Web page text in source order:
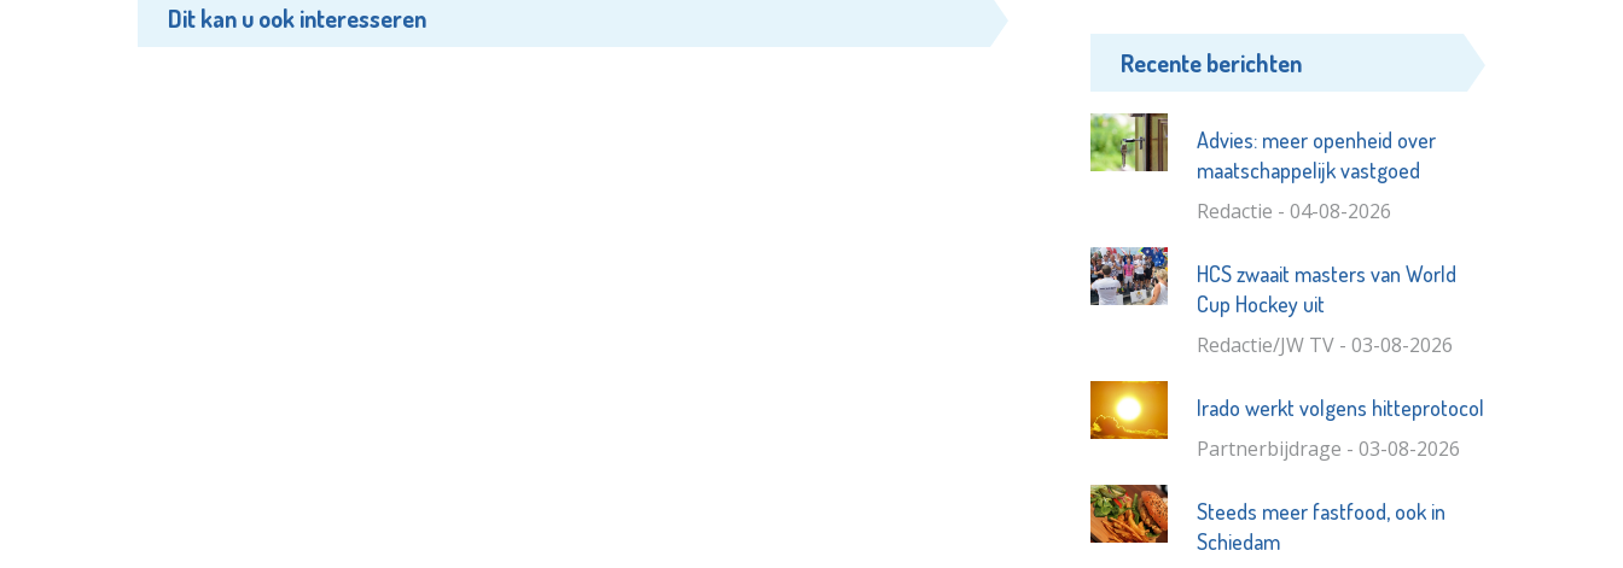
Dit kan u ook interesseren
Recente berichten
Advies: meer openheid over
maatschappelijk vastgoed
Redactie - 04-08-2026
HCS zwaait masters van World
Cup Hockey uit
Redactie/JW TV - 03-08-2026
Irado werkt volgens hitteprotocol
Partnerbijdrage - 03-08-2026
Steeds meer fastfood, ook in
Schiedam